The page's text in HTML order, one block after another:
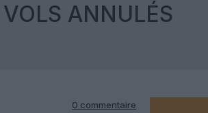
ANNULÉS
0 commentaire